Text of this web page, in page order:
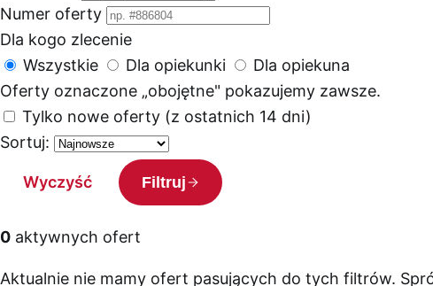
Numer oferty
Dla kogo zlecenie
Wszystkie
Dla opiekunki
Dla opiekuna
Oferty oznaczone „obojętne" pokazujemy zawsze.
Tylko nowe oferty (z ostatnich 14 dni)
Sortuj:
Wyczyść Filtruj
0 aktywnych ofert
Aktualnie nie mamy ofert pasujących do tych filtrów.